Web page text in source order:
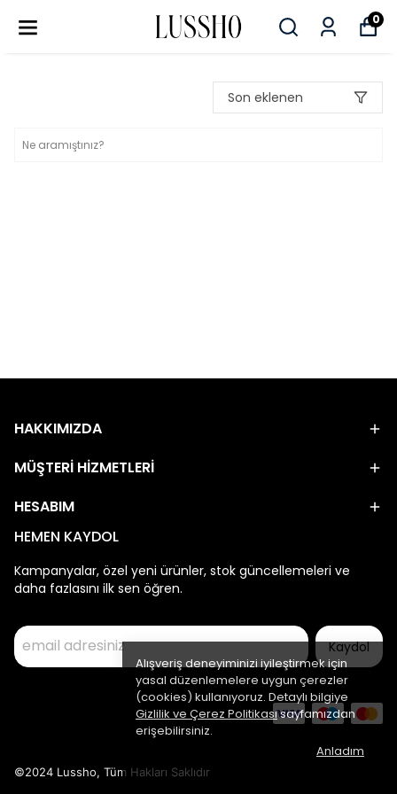
0
Alışveriş deneyiminizi iyileştirmek için
yasal düzenlemelere uygun çerezler
(cookies) kullanıyoruz. Detaylı bilgiye
Gizlilik ve Çerez Politikasısayfamızdan
erişebilirsiniz.
Anladım
Son eklenen
HAKKIMIZDA
MÜŞTERİ HİZMETLERİ
HESABIM
HEMEN KAYDOL
Kampanyalar, özel yeni ürünler, stok güncellemeleri ve
daha fazlasını ilk sen öğren.
Kaydol
©2024 Lussho, Tüm Hakları Saklıdır